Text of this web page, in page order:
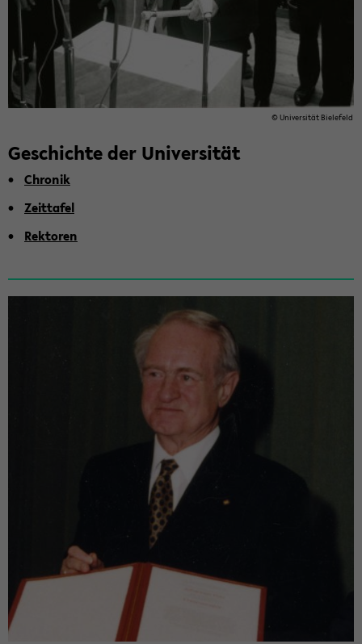
© Uni­ver­si­tät Bie­le­feld
Ge­schich­te der Uni­ver­si­tät
Chro­nik
Zeit­ta­fel
Rek­to­ren